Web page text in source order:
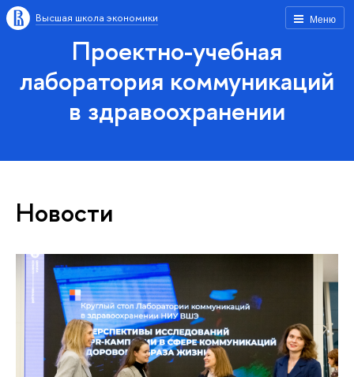
Меню
Высшая школа экономики
Проектно-учебная
лаборатория коммуникаций
в здравоохранении
Новости